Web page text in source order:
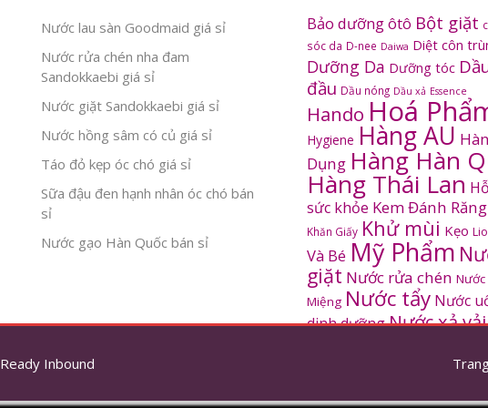
Nước lau sàn Goodmaid giá sỉ
Nước rửa chén nha đam
Sandokkaebi giá sỉ
Nước giặt Sandokkaebi giá sỉ
Nước hồng sâm có củ giá sỉ
Táo đỏ kẹp óc chó giá sỉ
Sữa đậu đen hạnh nhân óc chó bán
sỉ
Nước gạo Hàn Quốc bán sỉ
Bảo dưỡng ôtô Bột giặt
sóc da D-nee Daiwa Diệt côn
Dưỡng Da Dưỡng tóc
đầu Dầu nóng Dầu xả Essence
Hando Hoá
Hygiene Hàng AU
Dụng Hàng Hàn
Hàng Thái Lan
sức khỏe Kem Đánh Răng
Khăn Giấy Khử mùi Kẹo
Và Bé Mỹ Phẩm
giặt Nước rửa chén Nước
Miệng Nước tẩy Nước
dinh dưỡngNước xả vải
Sâm Hàn Quốc
Ready Inbound